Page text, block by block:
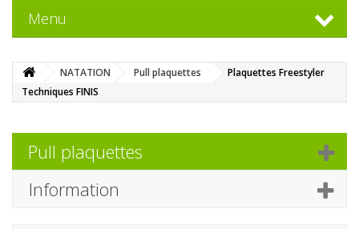
Menu
NATATION Pull plaquettes
Plaquettes Freestyler
Techniques FINIS
Pull plaquettes
Information